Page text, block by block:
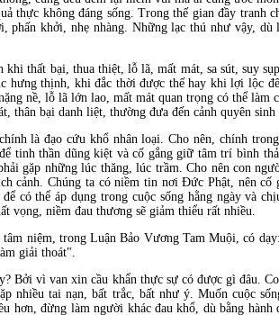
thực không đáng sống. Trong thế gian đầy tranh
phấn khởi, nhẹ nhàng. Những lạc thú như vậy, dù
khi thất bại, thua thiệt, lỗ lã, mất mát, sa sút, suy
hưng thịnh, khi đắc thời được thế hay khi lợi lộc
nề, lỗ lã lớn lao, mất mát quan trọng có thể
thân bại danh liệt, thường đưa đến cảnh quyên
là đạo cứu khổ nhân loại. Cho nên, chính
tinh thần dũng kiệt và cố gắng giữ tâm trí bình
gặp những lúc thăng, lúc trầm. Cho nên con
cảnh. Chúng ta có niềm tin nơi Đức Phật, nên
có thể áp dụng trong cuộc sống hằng ngày và
vọng, niềm đau thương sẽ giảm thiểu rất nhiều.
niệm, trong Luận Bảo Vương Tam Muội, có
giải thoát".
Bởi vì van xin cầu khẩn thực sự có được gì đâu.
nhiều tai nạn, bất trắc, bất như ý. Muốn cuộc
hơn, đừng làm người khác đau khổ, dù bằng